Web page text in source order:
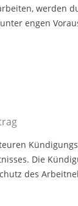
werden
engen
Die
des